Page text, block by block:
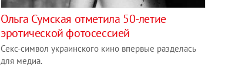
Ольга Сумская отметила 50-летие
эротической фотосессией
Секс-символ украинского кино впервые разделась
для медиа.